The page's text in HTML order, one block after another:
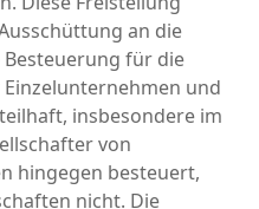
an die
für die
und
insbesondere im
von
hingegen besteuert,
nicht. Die